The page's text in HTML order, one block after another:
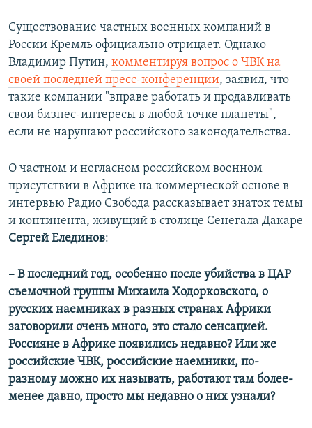
Существование частных военных компаний в
России Кремль официально отрицает. Однако
Владимир Путин, комментируя вопрос о ЧВК на
своей последней пресс-конференции, заявил, что
такие компании "вправе работать и продавливать
свои бизнес-интересы в любой точке планеты",
если не нарушают российского законодательства.
О частном и негласном российском военном
присутствии в Африке на коммерческой основе в
интервью Радио Свобода рассказывает знаток темы
и континента, живущий в столице Сенегала Дакаре
Сергей Елединов:
​– В последний год, особенно после убийства в ЦАР
съемочной группы Михаила Ходорковского, о
русских наемниках в разных странах Африки
заговорили очень много, это стало сенсацией.
Россияне в Африке появились недавно? Или же
российские ЧВК, российские наемники, по-
разному можно их называть, работают там более-
менее давно, просто мы недавно о них узнали?